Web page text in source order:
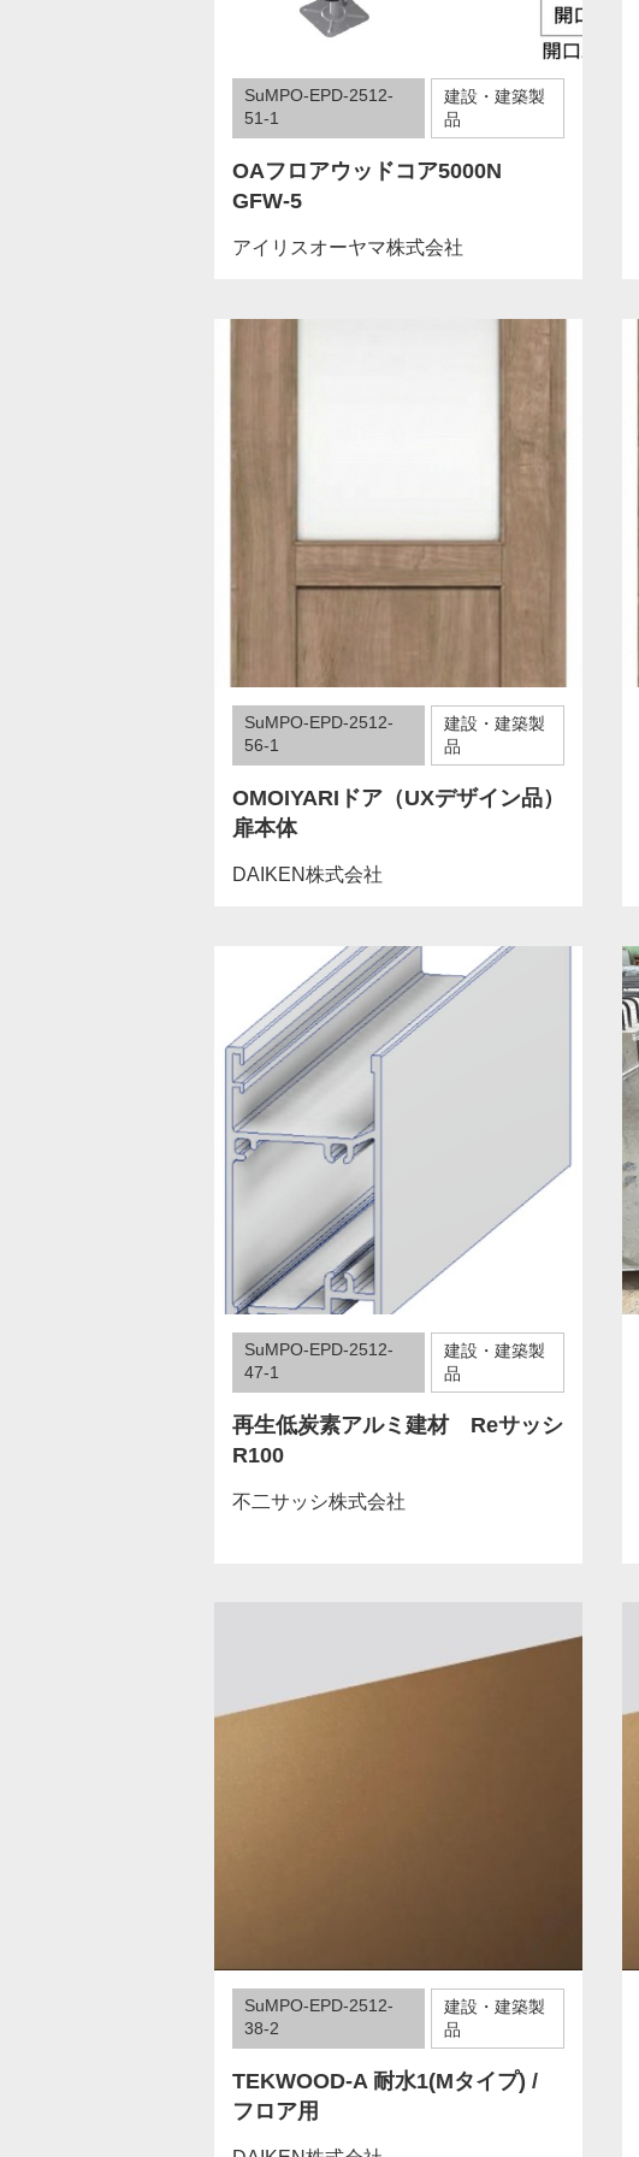
SuMPO-EPD-2512-
51-1
建設・建築製
品
OAフロアウッドコア5000N
GFW-5
アイリスオーヤマ株式会社
SuMPO-EPD-2512-
56-1
建設・建築製
品
OMOIYARIドア（UXデザイン品）
扉本体
DAIKEN株式会社
SuMPO-EPD-2512-
47-1
建設・建築製
品
再生低炭素アルミ建材 Reサッシ
R100
不二サッシ株式会社
SuMPO-EPD-2512-
38-2
建設・建築製
品
TEKWOOD-A 耐水1(Mタイプ) /
フロア用